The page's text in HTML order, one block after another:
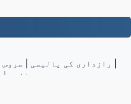
رازداری کی پالیسی سروس
مثالیں |